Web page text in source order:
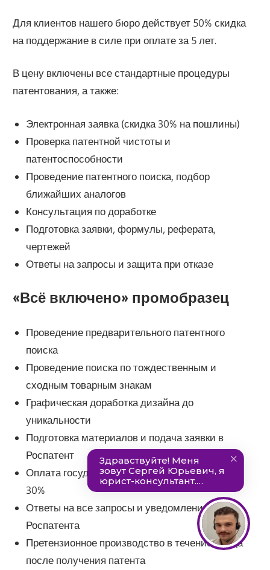
Для клиентов нашего бюро действует 50% скидка
на поддержание в силе при оплате за 5 лет.
В цену включены все стандартные процедуры
патентования, а также:
Электронная заявка (скидка 30% на пошлины)
Проверка патентной чистоты и
патентоспособности
Проведение патентного поиска, подбор
ближайших аналогов
Консультация по доработке
Подготовка заявки, формулы, реферата,
чертежей
Ответы на запросы и защита при отказе
«Всё включено» промобразец
Проведение предварительного патентного
поиска
Проведение поиска по тождественным и
сходным товарным знакам
Графическая доработка дизайна до
уникальности
Подготовка материалов и подача заявки в
Роспатент
Оплата государственных пошлин со скидкой
30%
Ответы на все запросы и уведомления
Роспатента
Претензионное производство в течение 1 года
после получения патента